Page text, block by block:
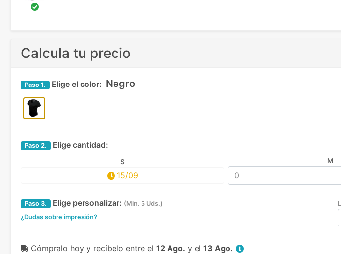
Calcula tu precio
Paso 1. Elige el color: Negro
Paso 2. Elige cantidad:
S
15/09
M
Paso 3. Elige personalizar: (Min. 5 Uds.)
¿Dudas sobre impresión?
Cómpralo hoy y recíbelo entre el 12 Ago. y el 13 Ago.